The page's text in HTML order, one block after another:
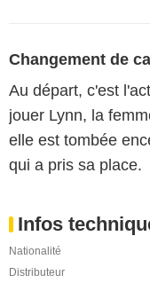
Changement de
Au départ, c'est
jouer Lynn, la
elle est tombée
qui a pris sa place.
Infos
Nationalité
Distributeur